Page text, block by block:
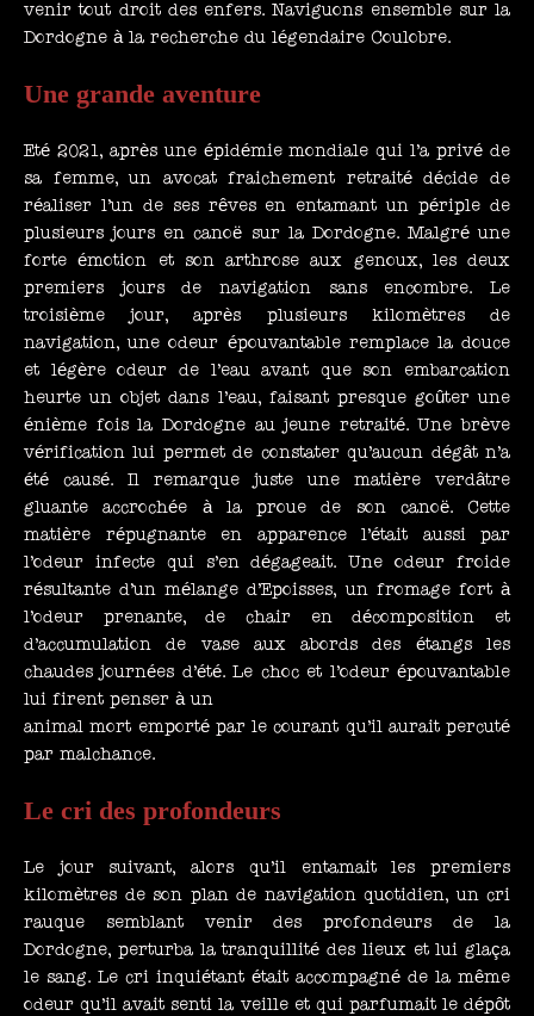
venir tout droit des enfers. Naviguons ensemble sur la
Dordogne à la recherche du légendaire Coulobre.
Une grande aventure
Eté 2021, après une épidémie mondiale qui l’a privé de
sa femme, un avocat fraichement retraité décide de
réaliser l’un de ses rêves en entamant un périple de
plusieurs jours en canoë sur la Dordogne. Malgré une
forte émotion et son arthrose aux genoux, les deux
premiers jours de navigation sans encombre. Le
troisième jour, après plusieurs kilomètres de
navigation, une odeur épouvantable remplace la douce
et légère odeur de l’eau avant que son embarcation
heurte un objet dans l’eau, faisant presque goûter une
énième fois la Dordogne au jeune retraité. Une brève
vérification lui permet de constater qu’aucun dégât n’a
été causé. Il remarque juste une matière verdâtre
gluante accrochée à la proue de son canoë. Cette
matière répugnante en apparence l’était aussi par
l’odeur infecte qui s’en dégageait. Une odeur froide
résultante d’un mélange d’Epoisses, un fromage fort à
l’odeur prenante, de chair en décomposition et
d’accumulation de vase aux abords des étangs les
chaudes journées d’été. Le choc et l’odeur épouvantable
lui firent penser à un
animal mort emporté par le courant qu’il aurait percuté
par malchance.
Le cri des profondeurs
Le jour suivant, alors qu’il entamait les premiers
kilomètres de son plan de navigation quotidien, un cri
rauque semblant venir des profondeurs de la
Dordogne, perturba la tranquillité des lieux et lui glaça
le sang. Le cri inquiétant était accompagné de la même
odeur qu’il avait senti la veille et qui parfumait le dépôt